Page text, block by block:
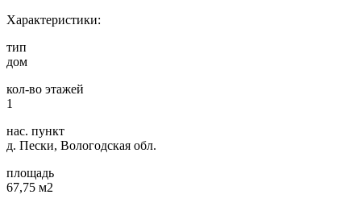
Характеристики:
тип
дом
кол-во этажей
1
нас. пункт
д. Пески, Вологодская обл.
площадь
67,75 м2